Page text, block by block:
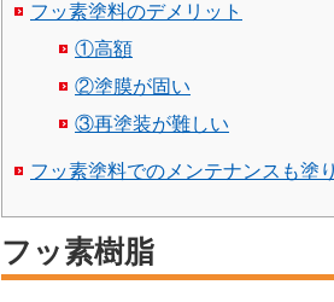
フッ素塗料のデメリット
①高額
②塗膜が固い
③再塗装が難しい
フッ素塗料でのメンテナンスも塗
フッ素樹脂